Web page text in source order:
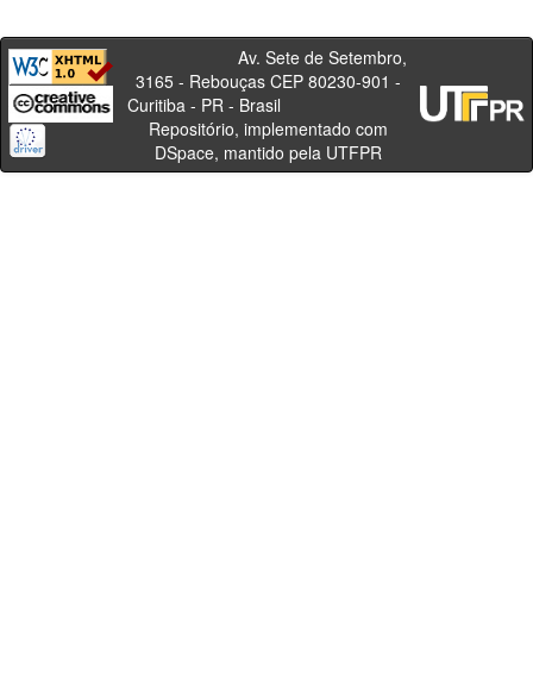
Av. Sete de Setembro,
3165 - Rebouças CEP 80230-901 -
Curitiba - PR - Brasil
Repositório, implementado com
DSpace, mantido pela UTFPR